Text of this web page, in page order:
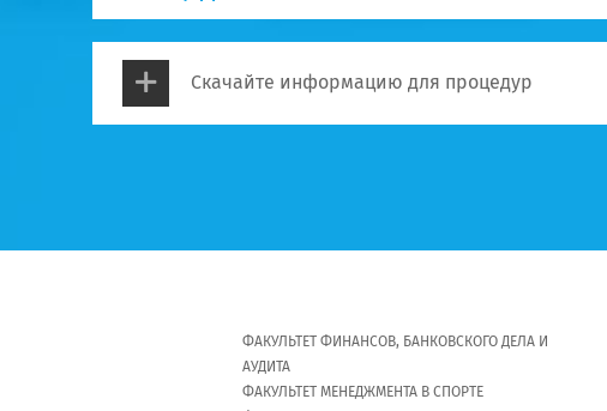
Скачайте информацию для процедур
ФАКУЛЬТЕТ ФИНАНСОВ, БАНКОВСКОГО ДЕЛА И
АУДИТА
ФАКУЛЬТЕТ МЕНЕДЖМЕНТА В СПОРТЕ